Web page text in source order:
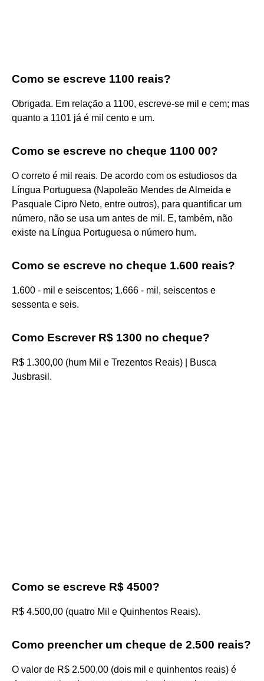
Como se escreve 1100 reais?
Obrigada. Em relação a 1100, escreve-se mil e cem; mas
quanto a 1101 já é mil cento e um.
Como se escreve no cheque 1100 00?
O correto é mil reais. De acordo com os estudiosos da
Língua Portuguesa (Napoleão Mendes de Almeida e
Pasquale Cipro Neto, entre outros), para quantificar um
número, não se usa um antes de mil. E, também, não
existe na Língua Portuguesa o número hum.
Como se escreve no cheque 1.600 reais?
1.600 - mil e seiscentos; 1.666 - mil, seiscentos e
sessenta e seis.
Como Escrever R$ 1300 no cheque?
R$ 1.300,00 (hum Mil e Trezentos Reais) | Busca
Jusbrasil.
Como se escreve R$ 4500?
R$ 4.500,00 (quatro Mil e Quinhentos Reais).
Como preencher um cheque de 2.500 reais?
O valor de R$ 2.500,00 (dois mil e quinhentos reais) é